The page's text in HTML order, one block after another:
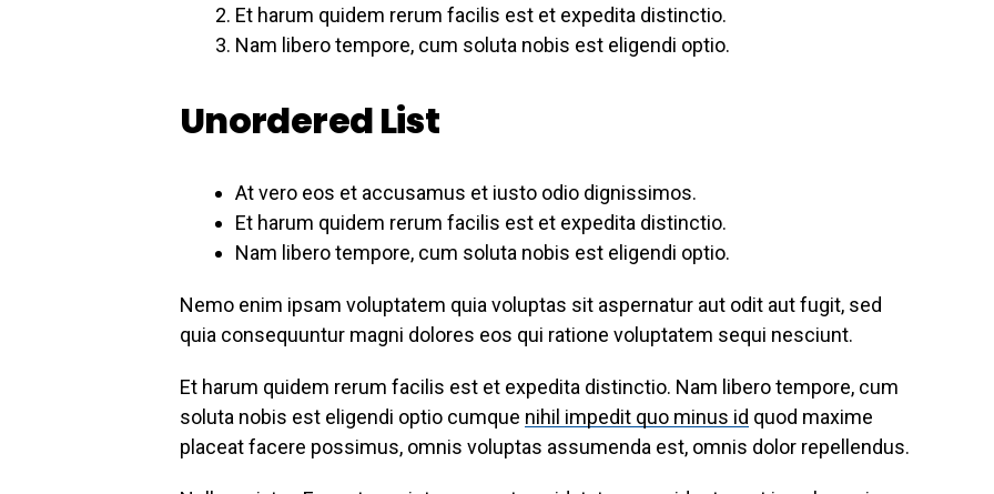
Et harum quidem rerum facilis est et expedita distinctio.
Nam libero tempore, cum soluta nobis est eligendi optio.
Unordered List
At vero eos et accusamus et iusto odio dignissimos.
Et harum quidem rerum facilis est et expedita distinctio.
Nam libero tempore, cum soluta nobis est eligendi optio.
Nemo enim ipsam voluptatem quia voluptas sit aspernatur aut odit aut fugit, sed
quia consequuntur magni dolores eos qui ratione voluptatem sequi nesciunt.
Et harum quidem rerum facilis est et expedita distinctio. Nam libero tempore, cum
soluta nobis est eligendi optio cumque nihil impedit quo minus id quod maxime
placeat facere possimus, omnis voluptas assumenda est, omnis dolor repellendus.